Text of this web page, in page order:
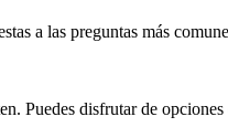
a las preguntas más
Puedes disfrutar de